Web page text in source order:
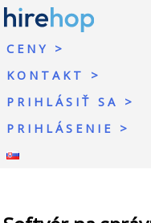
CENY
KONTAKT
PRIHLÁSIŤ SA
PRIHLÁSENIE